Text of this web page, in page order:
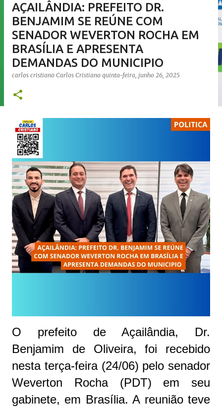
AÇAILÂNDIA: PREFEITO DR.
BENJAMIM SE REÚNE COM
SENADOR WEVERTON ROCHA EM
BRASÍLIA E APRESENTA
DEMANDAS DO MUNICIPIO
carlos cristiano Carlos Cristiano quinta-feira, junho 26, 2025
O prefeito de Açailândia, Dr.
Benjamim de Oliveira, foi recebido
nesta terça-feira (24/06) pelo senador
Weverton Rocha (PDT) em seu
gabinete, em Brasília. A reunião teve